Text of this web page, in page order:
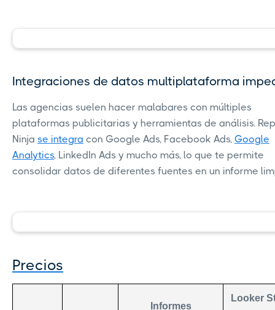
Integraciones de datos multiplataforma
Las agencias suelen hacer malabares con múltiples
plataformas publicitarias y herramientas de análisis.
Ninja se integra con Google Ads, Facebook Ads, Google
Analytics, LinkedIn Ads y mucho más, lo que te permite
consolidar datos de diferentes fuentes en un informe
Precios
Informes
Looker